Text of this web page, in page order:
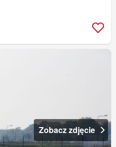
Zobacz zdjęcie